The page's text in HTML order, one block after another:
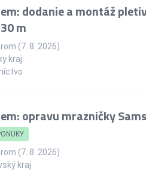
dodanie a montáž
m
(7. 8. 2026)
kraj
opravu mrazničky
(7. 8. 2026)
kraj